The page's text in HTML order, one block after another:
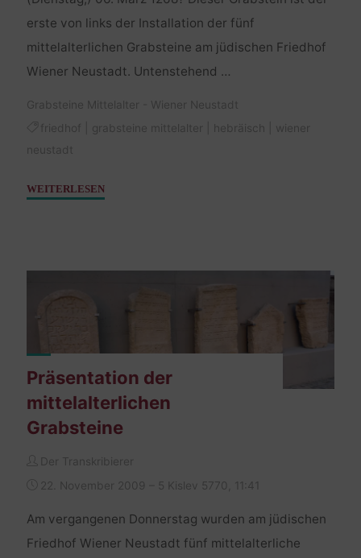
erste von links der Installation der fünf
mittelalterlichen Grabsteine am jüdischen Friedhof
Wiener Neustadt. Untenstehend …
Grabsteine Mittelalter - Wiener Neustadt
friedhof
grabsteine mittelalter hebräisch
wiener
neustadt
WEITERLESEN"Grabstein
Präsentation der
mittelalterlichen
Grabsteine
Der Transkribierer
22. November 2009 – 5 Kislev 5770, 11:41
Am vergangenen Donnerstag wurden am jüdischen
Friedhof Wiener Neustadt fünf mittelalterliche